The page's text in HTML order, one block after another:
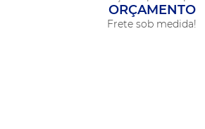
ORÇAMENTO
Frete sob medida!